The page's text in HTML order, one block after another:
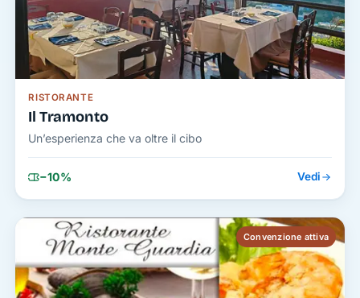
RISTORANTE
Il Tramonto
Un’esperienza che va oltre il cibo
−10% Vedi
Convenzione attiva